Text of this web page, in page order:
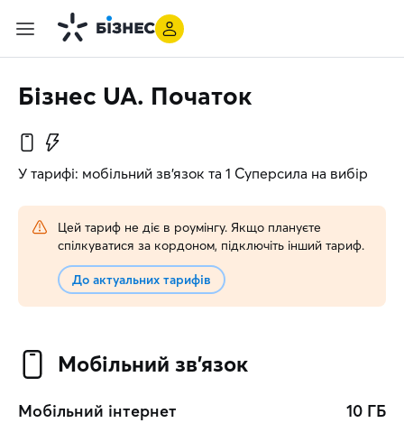
Бізнес UA. Початок
У тарифі: мобільний зв’язок та 1 Суперсила на вибір
Цей тариф не діє в роумінгу. Якщо плануєте
спілкуватися за кордоном, підключіть інший тариф.
До актуальних тарифів
Мобільний зв’язок
Мобільний інтернет 10 ГБ